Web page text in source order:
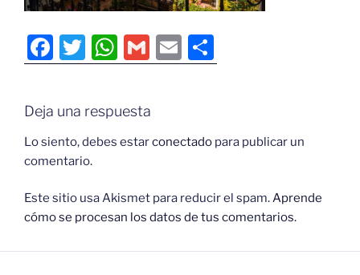
F
a
e
b
o
o
k
T
w
er
W
h
at
s
A
p
G
m
l
E
m o
ar
Deja una respuesta
Lo siento, debes estarconectado para publicar un
comentario.
Este sitio usa Akismet para reducir el spam.Aprende
cómo se procesan los datos de tus comentarios.